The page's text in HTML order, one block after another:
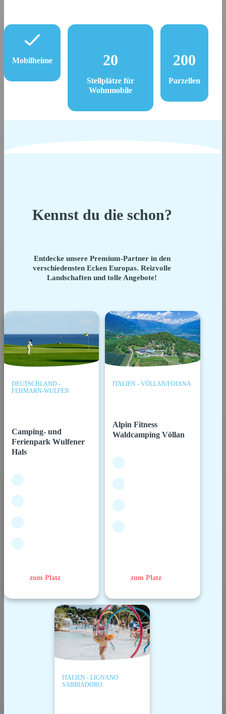
Mobilheime 20
Stellplätze für
Wohnmobile
200
Parzellen
Kennst du die schon?
Entdecke unsere Premium-Partner in den
verschiedensten Ecken Europas. Reizvolle
Landschaften und tolle Angebote!
DEUTSCHLAND -
FEHMARN-WULFEN
Camping- und
Ferienpark Wulfener
Hals
zum Platz
ITALIEN - VÖLLAN/FOIANA
Alpin Fitness
Waldcamping Völlan
zum Platz
ITALIEN - LIGNANO
SABBIADORO